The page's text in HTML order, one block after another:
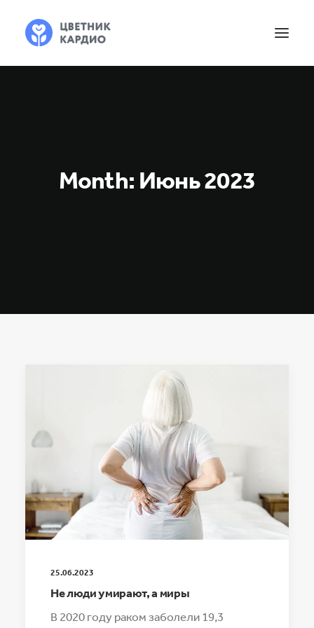
Month: Июнь 2023
25.06.2023
Не люди умирают, а миры
В 2020 году раком заболели 19,3